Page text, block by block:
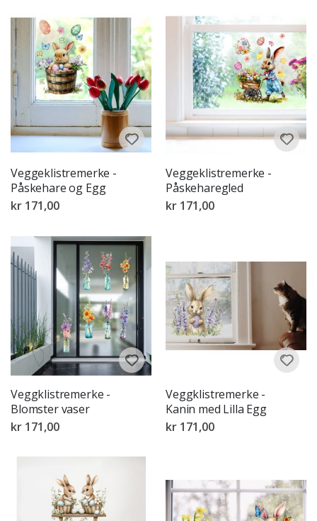
Veggeklistremerke -
Påskehare og Egg
kr 171,00
Veggeklistremerke -
Påskeharegled
kr 171,00
Veggklistremerke -
Blomster vaser
kr 171,00
Veggklistremerke -
Kanin med Lilla Egg
kr 171,00